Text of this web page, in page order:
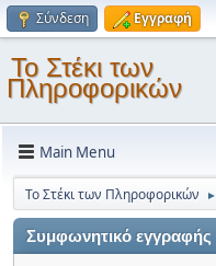
Σύνδεση Εγγραφή
Το Στέκι των
Πληροφορικών
Main Menu
Το Στέκι των Πληροφορικών ►
Συμφωνητικό εγγραφής